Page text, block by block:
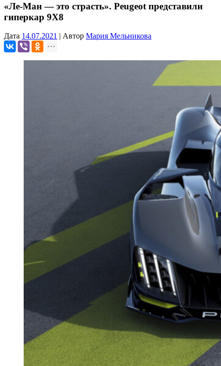
«Ле-Ман — это страсть». Peugeot представили
гиперкар 9Х8
Дата 14.07.2021 | Автор Мария Мельникова